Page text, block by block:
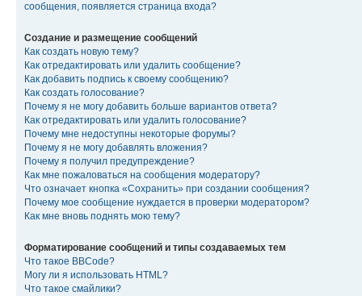
сообщения, появляется страница входа?
Создание и размещение сообщений
Как создать новую тему?
Как отредактировать или удалить сообщение?
Как добавить подпись к своему сообщению?
Как создать голосование?
Почему я не могу добавить больше вариантов ответа?
Как отредактировать или удалить голосование?
Почему мне недоступны некоторые форумы?
Почему я не могу добавлять вложения?
Почему я получил предупреждение?
Как мне пожаловаться на сообщения модератору?
Что означает кнопка «Сохранить» при создании сообщения?
Почему мое сообщение нуждается в проверки модератором?
Как мне вновь поднять мою тему?
Форматирование сообщений и типы создаваемых тем
Что такое BBCode?
Могу ли я использовать HTML?
Что такое смайлики?